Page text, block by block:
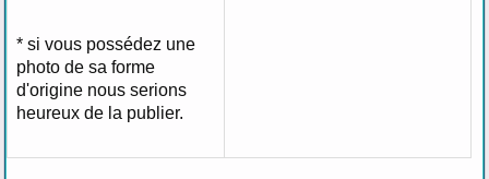
* si vous possédez une
photo de sa forme
d'origine nous serions
heureux de la publier.